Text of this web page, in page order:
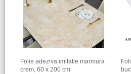
Folie adeziva imitatie marmura
crem, 60 x 200 cm